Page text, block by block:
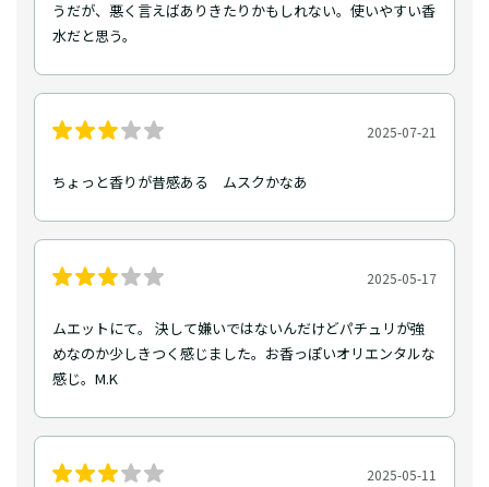
うだが、悪く言えばありきたりかもしれない。使いやすい香
水だと思う。
2025-07-21
ちょっと香りが昔感ある ムスクかなあ
2025-05-17
ムエットにて。 決して嫌いではないんだけどパチュリが強
めなのか少しきつく感じました。お香っぽいオリエンタルな
感じ。M.K
2025-05-11